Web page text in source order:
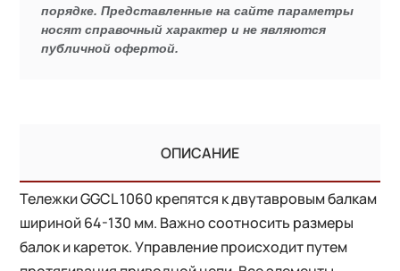
порядке. Представленные на сайте параметры
носят справочный характер и не являются
публичной офертой.
ОПИСАНИЕ
Тележки GGCL 1060 крепятся к двутавровым балкам
шириной 64-130 мм. Важно соотносить размеры
балок и кареток. Управление происходит путем